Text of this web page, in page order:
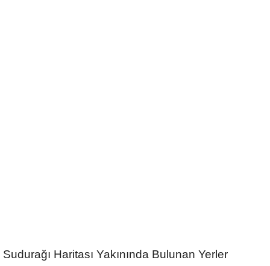
Sudurağı Haritası Yakınında Bulunan Yerler